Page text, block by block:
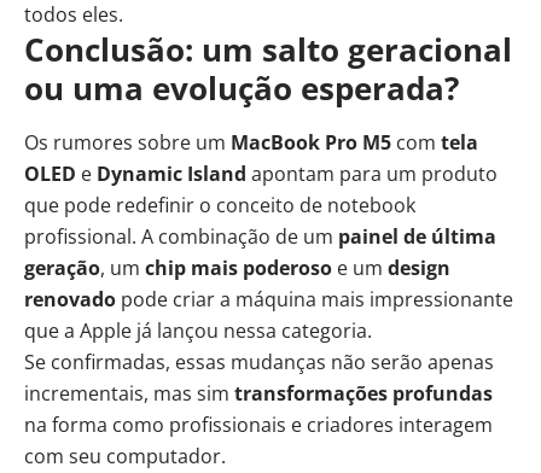
todos eles.
Conclusão: um salto geracional
ou uma evolução esperada?
Os rumores sobre um MacBook Pro M5 com tela
OLED e Dynamic Island apontam para um produto
que pode redefinir o conceito de notebook
profissional. A combinação de um painel de última
geração, um chip mais poderoso e um design
renovado pode criar a máquina mais impressionante
que a Apple já lançou nessa categoria.
Se confirmadas, essas mudanças não serão apenas
incrementais, mas sim transformações profundas
na forma como profissionais e criadores interagem
com seu computador.